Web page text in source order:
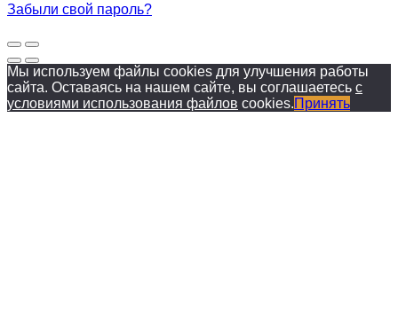
Забыли свой пароль?
Мы используем файлы cookies для улучшения работы
сайта. Оставаясь на нашем сайте, вы соглашаетесь с
условиями использования файлов cookies.Принять